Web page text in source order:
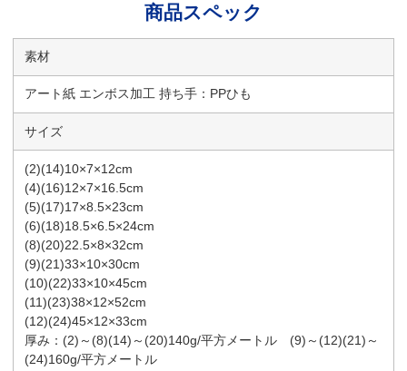
商品スペック
素材
アート紙 エンボス加工 持ち手：PPひも
サイズ
(2)(14)10×7×12cm
(4)(16)12×7×16.5cm
(5)(17)17×8.5×23cm
(6)(18)18.5×6.5×24cm
(8)(20)22.5×8×32cm
(9)(21)33×10×30cm
(10)(22)33×10×45cm
(11)(23)38×12×52cm
(12)(24)45×12×33cm
厚み：(2)～(8)(14)～(20)140g/平方メートル (9)～(12)(21)～
(24)160g/平方メートル